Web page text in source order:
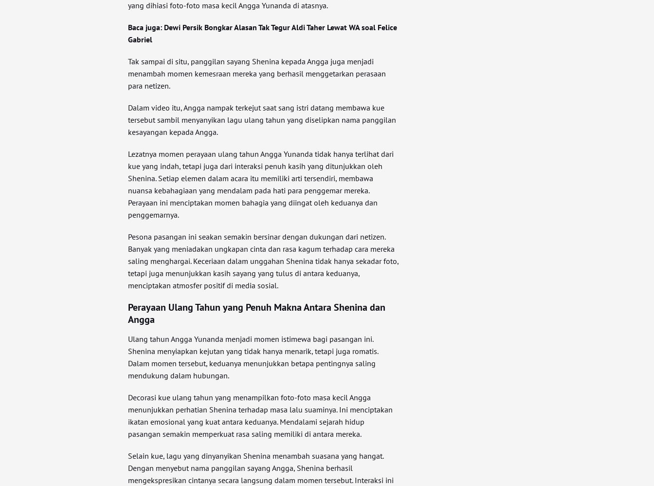
yang dihiasi foto-foto masa kecil Angga Yunanda di atasnya.
Baca juga: Dewi Persik Bongkar Alasan Tak Tegur Aldi Taher Lewat WA soal Felice
Gabriel
Tak sampai di situ, panggilan sayang Shenina kepada Angga juga menjadi
menambah momen kemesraan mereka yang berhasil menggetarkan perasaan
para netizen.
Dalam video itu, Angga nampak terkejut saat sang istri datang membawa kue
tersebut sambil menyanyikan lagu ulang tahun yang diselipkan nama panggilan
kesayangan kepada Angga.
Lezatnya momen perayaan ulang tahun Angga Yunanda tidak hanya terlihat dari
kue yang indah, tetapi juga dari interaksi penuh kasih yang ditunjukkan oleh
Shenina. Setiap elemen dalam acara itu memiliki arti tersendiri, membawa
nuansa kebahagiaan yang mendalam pada hati para penggemar mereka.
Perayaan ini menciptakan momen bahagia yang diingat oleh keduanya dan
penggemarnya.
Pesona pasangan ini seakan semakin bersinar dengan dukungan dari netizen.
Banyak yang meniadakan ungkapan cinta dan rasa kagum terhadap cara mereka
saling menghargai. Keceriaan dalam unggahan Shenina tidak hanya sekadar foto,
tetapi juga menunjukkan kasih sayang yang tulus di antara keduanya,
menciptakan atmosfer positif di media sosial.
Perayaan Ulang Tahun yang Penuh Makna Antara Shenina dan
Angga
Ulang tahun Angga Yunanda menjadi momen istimewa bagi pasangan ini.
Shenina menyiapkan kejutan yang tidak hanya menarik, tetapi juga romatis.
Dalam momen tersebut, keduanya menunjukkan betapa pentingnya saling
mendukung dalam hubungan.
Decorasi kue ulang tahun yang menampilkan foto-foto masa kecil Angga
menunjukkan perhatian Shenina terhadap masa lalu suaminya. Ini menciptakan
ikatan emosional yang kuat antara keduanya. Mendalami sejarah hidup
pasangan semakin memperkuat rasa saling memiliki di antara mereka.
Selain kue, lagu yang dinyanyikan Shenina menambah suasana yang hangat.
Dengan menyebut nama panggilan sayang Angga, Shenina berhasil
mengekspresikan cintanya secara langsung dalam momen tersebut. Interaksi ini